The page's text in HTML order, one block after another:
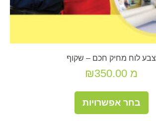
צבע לוח מחיק חכם – שקוף
מ ₪350.00
בחר אפשרויות
למוצר